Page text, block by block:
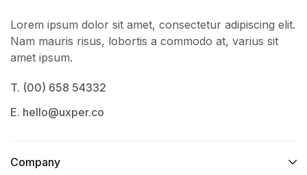
Lorem ipsum dolor sit amet, consectetur adipiscing elit.
Nam mauris risus, lobortis a commodo at, varius sit
amet ipsum.
T. (00) 658 54332
E. hello@uxper.co
Company